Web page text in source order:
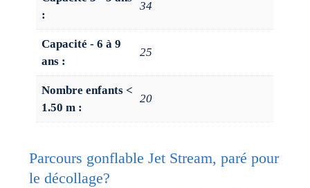
:
34
Capacité - 6 à 9
ans :
25
Nombre enfants <
1.50 m :
20
Parcours gonflable Jet Stream, paré pour
le décollage?